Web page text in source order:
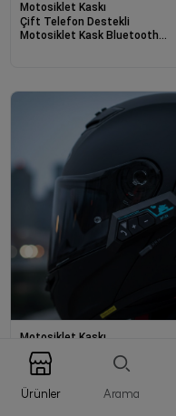
Ürünler Arama
Motosiklet Kaskı
Çift Telefon Destekli
Motosiklet Kask Bluetooth
Motosiklet Kaskı
Bt22 İntercom